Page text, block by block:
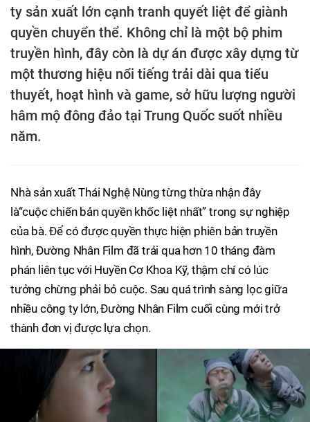
ty sản xuất lớn cạnh tranh quyết liệt để giành
quyền chuyển thể. Không chỉ là một bộ phim
truyền hình, đây còn là dự án được xây dựng từ
một thương hiệu nổi tiếng trải dài qua tiểu
thuyết, hoạt hình và game, sở hữu lượng người
hâm mộ đông đảo tại Trung Quốc suốt nhiều
năm.
Nhà sản xuất Thái Nghệ Nùng từng thừa nhận đây
là“cuộc chiến bản quyền khốc liệt nhất” trong sự nghiệp
của bà. Để có được quyền thực hiện phiên bản truyền
hình, Đường Nhân Film đã trải qua hơn 10 tháng đàm
phán liên tục với Huyền Cơ Khoa Kỹ, thậm chí có lúc
tưởng chừng phải bỏ cuộc. Sau quá trình sàng lọc giữa
nhiều công ty lớn, Đường Nhân Film cuối cùng mới trở
thành đơn vị được lựa chọn.